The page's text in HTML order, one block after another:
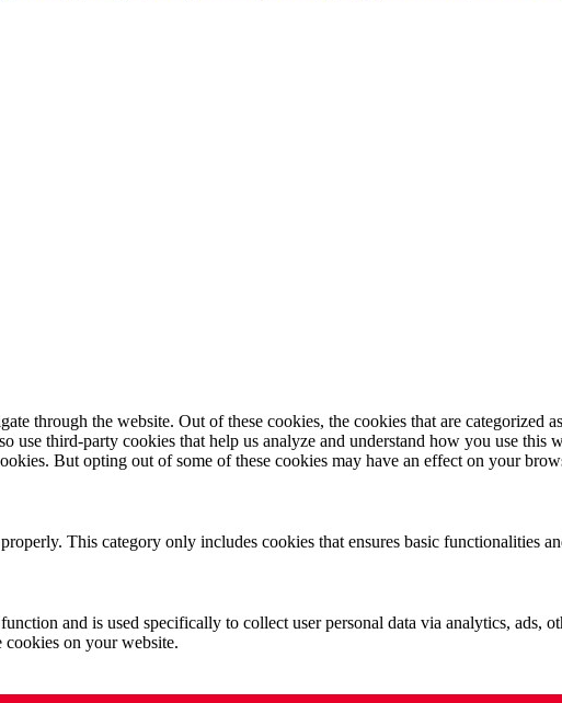
through the website. Out of these cookies, the cookies that are categorized
use third-party cookies that help us analyze and understand how you use this
But opting out of some of these cookies may have an effect on your
This category only includes cookies that ensures basic functionalities
and is used specifically to collect user personal data via analytics, ads,
cookies on your website.